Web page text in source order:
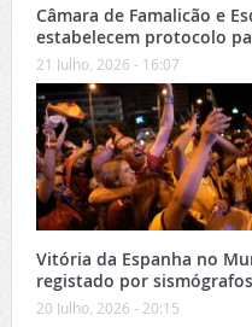
Câmara de Famalicão e
estabelecem protocolo
21 Julho, 2026 - 16:07
Vitória da Espanha no
registado por sismógrafos
20 Julho, 2026 - 20:15